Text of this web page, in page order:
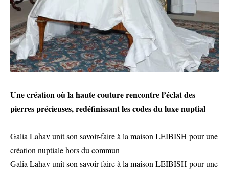
Une création où la haute couture rencontre l’éclat des
pierres précieuses, redéfinissant les codes du luxe nuptial
Galia Lahav unit son savoir-faire à la maison LEIBISH pour une
création nuptiale hors du commun
Galia Lahav unit son savoir-faire à la maison LEIBISH pour une